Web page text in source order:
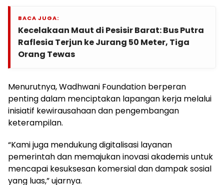
BACA JUGA:
Kecelakaan Maut di Pesisir Barat: Bus Putra
Raflesia Terjun ke Jurang 50 Meter, Tiga
Orang Tewas
Menurutnya, Wadhwani Foundation berperan
penting dalam menciptakan lapangan kerja melalui
inisiatif kewirausahaan dan pengembangan
keterampilan.
“Kami juga mendukung digitalisasi layanan
pemerintah dan memajukan inovasi akademis untuk
mencapai kesuksesan komersial dan dampak sosial
yang luas,” ujarnya.